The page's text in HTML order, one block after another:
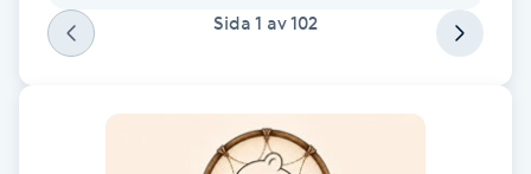
Fransk manikyr
Fransrengöring
Sida 1 av102